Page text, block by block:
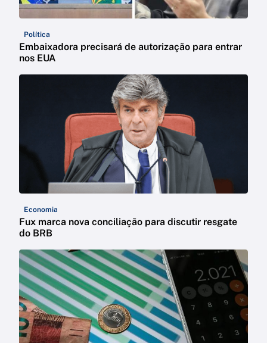
Política
Embaixadora precisará de autorização para entrar
nos EUA
Economia
Fux marca nova conciliação para discutir resgate
do BRB